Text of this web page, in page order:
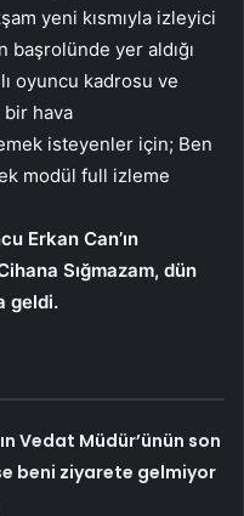
yeni kısmıyla izleyici
başrolünde yer aldığı
oyuncu kadrosu ve
bir hava
isteyenler için; Ben
modül full izleme
Erkan Can’ın
Sığmazam, dün
geldi.
Vedat Müdür’ünün son
beni ziyarete gelmiyor